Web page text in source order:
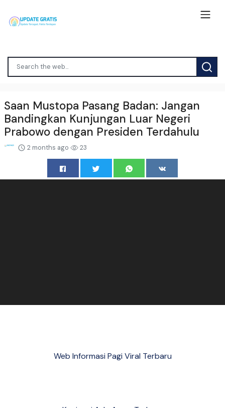
Saan Mustopa Pasang Badan: Jangan
Bandingkan Kunjungan Luar Negeri
Prabowo dengan Presiden Terdahulu
2 months ago 23
Web Informasi Pagi Viral Terbaru